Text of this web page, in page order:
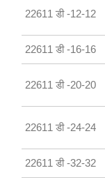
22611 डी -12-12
22611 डी -16-16
22611 डी -20-20
22611 डी -24-24
22611 डी -32-32